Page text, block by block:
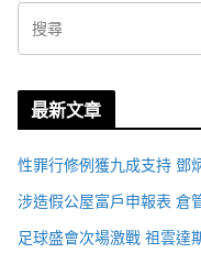
最新文章
性罪行修例獲九成支持 鄧
涉造假公屋富戶申報表 倉
足球盛會次場激戰 祖雲達